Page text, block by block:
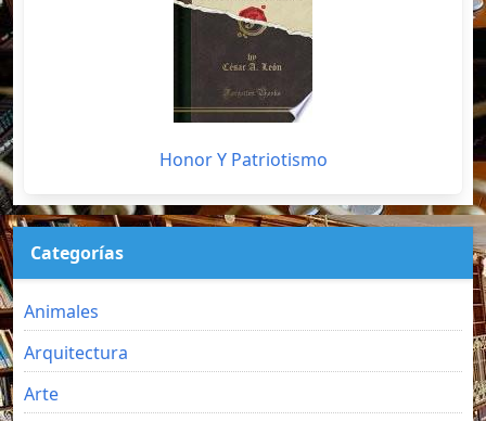
Honor Y Patriotismo
Categorías
Animales
Arquitectura
Arte